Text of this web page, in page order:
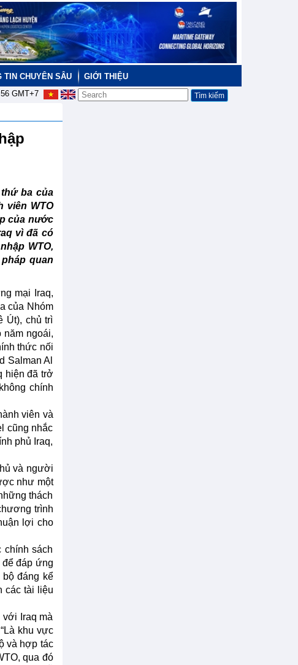
TIN CHUYÊN SÂU
GIỚI THIỆU
GMT+7
thứ ba của
viên WTO
của nước
vì đã có
WTO,
quan
mại Iraq,
của Nhóm
Út), chủ trì
năm ngoái,
thức nối
Salman Al
hiện đã trở
chính
viên và
cũng nhắc
phủ Iraq,
và người
như một
thách
trình
lợi cho
chính sách
để đáp ứng
đáng kể
các tài liệu
với Iraq mà
khu vực
và hợp tác
qua đó